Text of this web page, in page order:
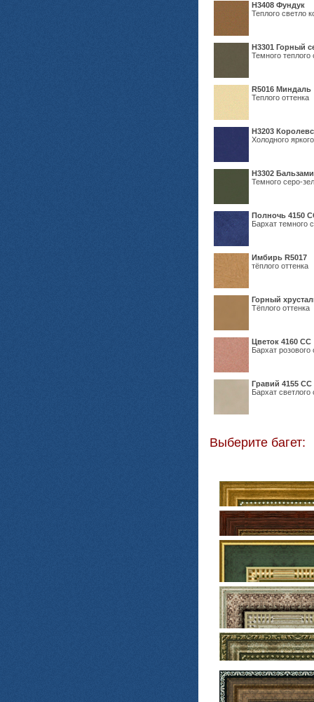
Н3408 Фундук
Теплого светло
Н3301 Горный
Темного теплого
R5016 Миндаль
Теплого оттенка
Н3203
Холодного
Н3302
Темного серо-
Полночь 4150
Бархат темного
Имбирь R5017
тёплого оттенка
Горный
Тёплого оттенка
Цветок 4160 СС
Бархат розового
Гравий 4155 СС
Бархат светлого
Выберите багет: